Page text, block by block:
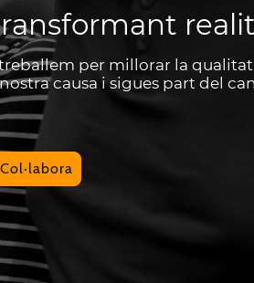
per millorar la qualitat
causa i sigues part del
Col·labora